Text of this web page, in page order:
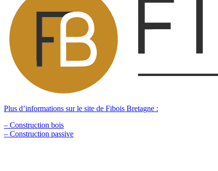
Plus d’informations sur le site de Fibois Bretagne :
– Construction bois
– Construction passive